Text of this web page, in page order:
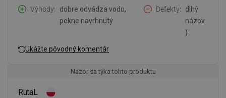
Výhody
dobre odvádza vodu,
pekne navrhnutý
Defekty
dlhý
názov
)
Ukážte pôvodný komentár
Názor sa týka tohto produktu
RutaL